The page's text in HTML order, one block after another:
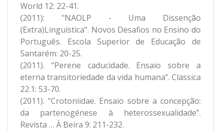
World 12: 22-41.
(2011): "NAOLP - Uma Dissenção
(Extra)Linguística". Novos Desafios no Ensino do
Português. Escola Superior de Educação de
Santarém: 20-25.
(2011). “Perene caducidade. Ensaio sobre a
eterna transitoriedade da vida humana”. Classica
22.1: 53-70.
(2011). “Crotoniidae. Ensaio sobre a concepção:
da partenogénese à heterossexualidade”.
Revista … À Beira 9: 211-232.